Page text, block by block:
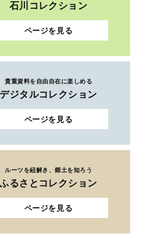
石川コレクション
ページを見る
貴重資料を自由自在に楽しめる
デジタルコレクション
ページを見る
ルーツを紐解き、郷土を知ろう
ふるさとコレクション
ページを見る